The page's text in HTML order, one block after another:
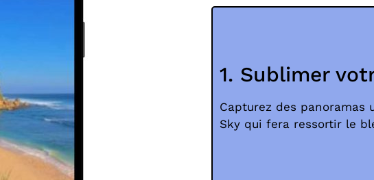
1. Sublimer
Capturez des panoramas
Sky qui fera ressortir le